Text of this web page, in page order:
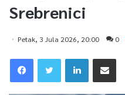
Srebrenici
Petak, 3 Jula 2026, 20:00 0